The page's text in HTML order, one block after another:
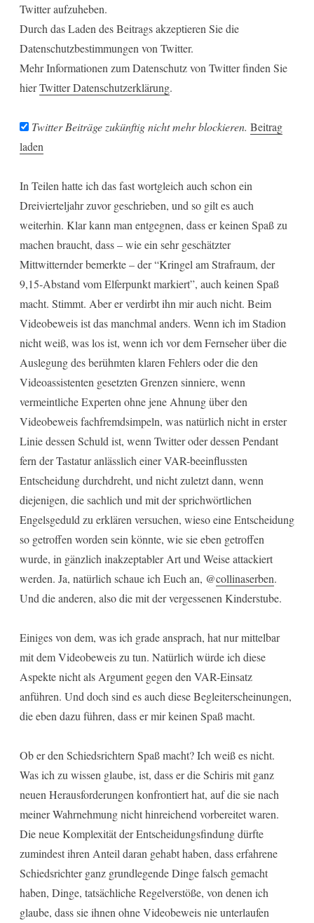
Twitter aufzuheben.
Durch das Laden des Beitrags akzeptieren Sie die
Datenschutzbestimmungen von Twitter.
Mehr Informationen zum Datenschutz von Twitter finden Sie
hierTwitter Datenschutzerklärung.
Twitter Beiträge zukünftig nicht mehr blockieren. Beitrag
laden
In Teilen hatte ich das fast wortgleich auch schon ein
Dreivierteljahr zuvor geschrieben, und so gilt es auch
weiterhin. Klar kann man entgegnen, dass er keinen Spaß zu
machen braucht, dass – wie ein sehr geschätzter
Mittwitternder bemerkte – der “Kringel am Strafraum, der
9,15-Abstand vom Elferpunkt markiert”, auch keinen Spaß
macht. Stimmt. Aber er verdirbt ihn mir auch nicht. Beim
Videobeweis ist das manchmal anders. Wenn ich im Stadion
nicht weiß, was los ist, wenn ich vor dem Fernseher über die
Auslegung des berühmten klaren Fehlers oder die den
Videoassistenten gesetzten Grenzen sinniere, wenn
vermeintliche Experten ohne jene Ahnung über den
Videobeweis fachfremdsimpeln, was natürlich nicht in erster
Linie dessen Schuld ist, wenn Twitter oder dessen Pendant
fern der Tastatur anlässlich einer VAR-beeinflussten
Entscheidung durchdreht, und nicht zuletzt dann, wenn
diejenigen, die sachlich und mit der sprichwörtlichen
Engelsgeduld zu erklären versuchen, wieso eine Entscheidung
so getroffen worden sein könnte, wie sie eben getroffen
wurde, in gänzlich inakzeptabler Art und Weise attackiert
werden. Ja, natürlich schaue ich Euch an, @collinaserben.
Und die anderen, also die mit der vergessenen Kinderstube.
Einiges von dem, was ich grade ansprach, hat nur mittelbar
mit dem Videobeweis zu tun. Natürlich würde ich diese
Aspekte nicht als Argument gegen den VAR-Einsatz
anführen. Und doch sind es auch diese Begleiterscheinungen,
die eben dazu führen, dass er mir keinen Spaß macht.
Ob er den Schiedsrichtern Spaß macht? Ich weiß es nicht.
Was ich zu wissen glaube, ist, dass er die Schiris mit ganz
neuen Herausforderungen konfrontiert hat, auf die sie nach
meiner Wahrnehmung nicht hinreichend vorbereitet waren.
Die neue Komplexität der Entscheidungsfindung dürfte
zumindest ihren Anteil daran gehabt haben, dass erfahrene
Schiedsrichter ganz grundlegende Dinge falsch gemacht
haben, Dinge, tatsächliche Regelverstöße, von denen ich
glaube, dass sie ihnen ohne Videobeweis nie unterlaufen